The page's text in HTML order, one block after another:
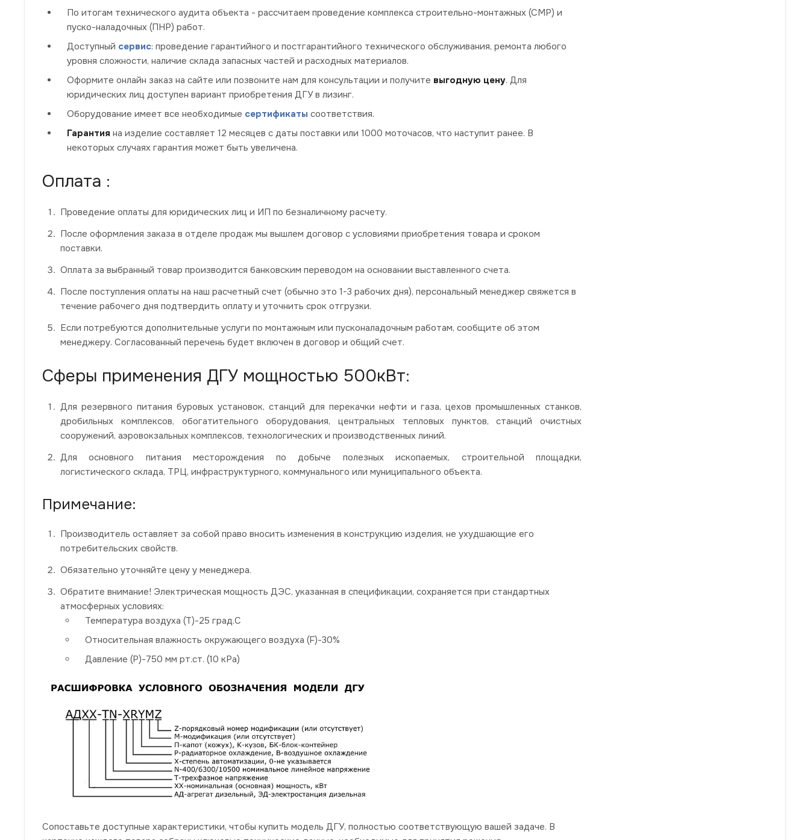
По итогам технического аудита объекта - рассчитаем проведение комплекса строительно-монтажных (СМР) и
пуско-наладочных (ПНР) работ.
Доступный сервис: проведение гарантийного и постгарантийного технического обслуживания, ремонта любого
уровня сложности, наличие склада запасных частей и расходных материалов.
Оформите онлайн заказ на сайте или позвоните нам для консультации и получите выгодную цену. Для
юридических лиц доступен вариант приобретения ДГУ в лизинг.
Оборудование имеет все необходимые сертификаты соответствия.
Гарантия на изделие составляет 12 месяцев с даты поставки или 1000 моточасов, что наступит ранее. В
некоторых случаях гарантия может быть увеличена.
Оплата :
Проведение оплаты для юридических лиц и ИП по безналичному расчету.
После оформления заказа в отделе продаж мы вышлем договор с условиями приобретения товара и сроком
поставки.
Оплата за выбранный товар производится банковским переводом на основании выставленного счета.
После поступления оплаты на наш расчетный счет (обычно это 1-3 рабочих дня), персональный менеджер свяжется в
течение рабочего дня подтвердить оплату и уточнить срок отгрузки.
Если потребуются дополнительные услуги по монтажным или пусконаладочным работам, сообщите об этом
менеджеру. Согласованный перечень будет включен в договор и общий счет.
Сферы применения ДГУ мощностью 500кВт:
Для резервного питания буровых установок, станций для перекачки нефти и газа, цехов промышленных станков,
дробильных комплексов, обогатительного оборудования, центральных тепловых пунктов, станций очистных
сооружений, аэровокзальных комплексов, технологических и производственных линий.
Для основного питания месторождения по добыче полезных ископаемых, строительной площадки,
логистического склада, ТРЦ, инфраструктурного, коммунального или муниципального объекта.
Примечание:
Производитель оставляет за собой право вносить изменения в конструкцию изделия, не ухудшающие его
потребительских свойств.
Обязательно уточняйте цену у менеджера.
Обратите внимание! Электрическая мощность ДЭС, указанная в спецификации, сохраняется при стандартных
атмосферных условиях:
Температура воздуха (Т)-25 град.С
Относительная влажность окружающего воздуха (F)-30%
Давление (P)-750 мм рт.ст. (10 кРа)
Сопоставьте доступные характеристики, чтобы купить модель ДГУ, полностью соответствующую вашей задаче. В